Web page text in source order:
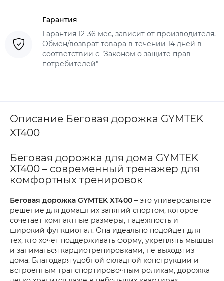
Гарантия
Гарантия 12-36 мес, зависит от производителя,
Обмен/возврат товара в течении 14 дней в
соответствии с "Законом о защите прав
потребителей"
Описание Беговая дорожка GYMTEK
XT400
Беговая дорожка для дома GYMTEK
XT400 – современный тренажер для
комфортных тренировок
Беговая дорожка GYMTEK XT400 – это универсальное
решение для домашних занятий спортом, которое
сочетает компактные размеры, надежность и
широкий функционал. Она идеально подойдет для
тех, кто хочет поддерживать форму, укреплять мышцы
и заниматься кардиотренировками, не выходя из
дома. Благодаря удобной складной конструкции и
встроенным транспортировочным роликам, дорожка